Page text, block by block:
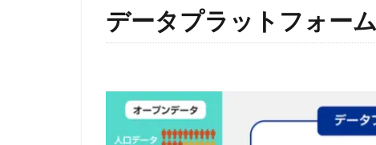
データプラットフォーム